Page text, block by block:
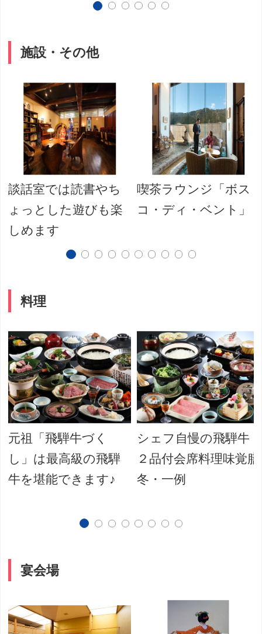
施設・その他
談話室では読書やち
ょっとした遊びも楽
しめます
喫茶ラウンジ「ボス
コ・ディ・ベント」
料理
元祖「飛騨牛づく
し」は最高級の飛騨
牛を堪能できます♪
シェフ自慢の飛騨牛
２品付会席料理味覚膳
冬・一例
宴会場